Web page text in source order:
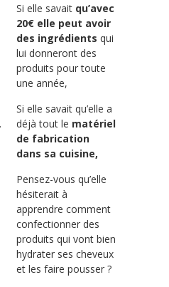
.
Si elle savait qu’avec
20€ elle peut avoir
des ingrédients qui
lui donneront des
produits pour toute
une année,
Si elle savait qu’elle a
déjà tout le matériel
de fabrication
dans sa cuisine,
Pensez-vous qu’elle
hésiterait à
apprendre comment
confectionner des
produits qui vont bien
hydrater ses cheveux
et les faire pousser ?